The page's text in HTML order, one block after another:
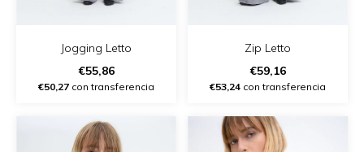
Jogging Letto
€55,86
€50,27 con transferencia
Zip Letto
€59,16
€53,24 con transferencia